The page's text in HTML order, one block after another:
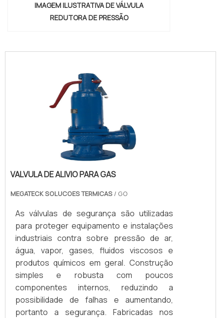
IMAGEM ILUSTRATIVA DE VÁLVULA
REDUTORA DE PRESSÃO
VALVULA DE ALIVIO PARA GAS
MEGATECK SOLUCOES TERMICAS / GO
As válvulas de segurança são utilizadas
para proteger equipamento e instalações
industriais contra sobre pressão de ar,
água, vapor, gases, fluidos viscosos e
produtos químicos em geral. Construção
simples e robusta com poucos
componentes internos, reduzindo a
possibilidade de falhas e aumentando,
portanto a segurança. Fabricadas nos